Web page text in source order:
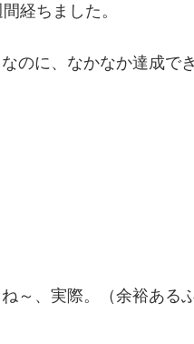
経ちました。
のに、なかなか達成で
～、実際。（余裕あるふ